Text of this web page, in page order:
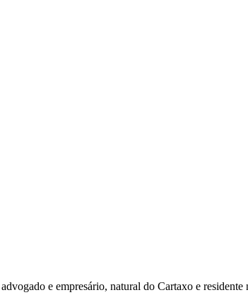
e empresário, natural do Cartaxo e